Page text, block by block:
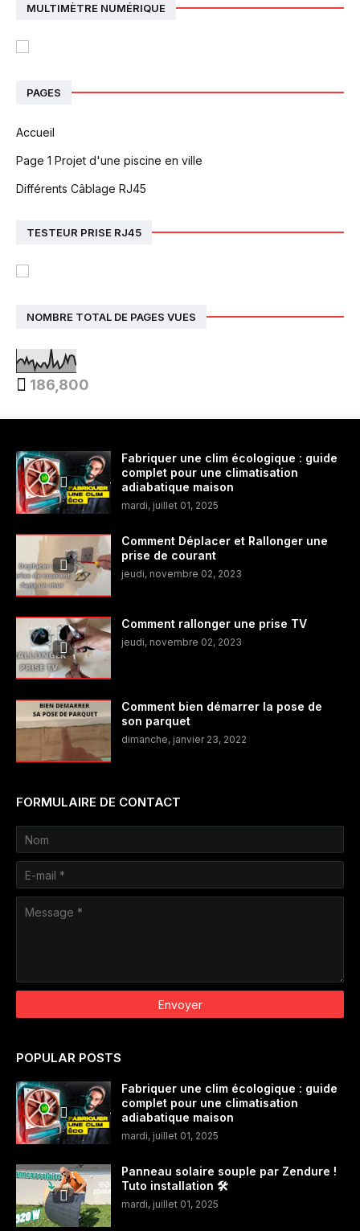
MULTIMÈTRE NUMÉRIQUE
PAGES
Accueil
Page 1 Projet d'une piscine en ville
Différents Câblage RJ45
TESTEUR PRISE RJ45
NOMBRE TOTAL DE PAGES VUES
186,800
Fabriquer une clim écologique : guide
complet pour une climatisation
adiabatique maison
mardi, juillet 01, 2025
Comment Déplacer et Rallonger une
prise de courant
jeudi, novembre 02, 2023
Comment rallonger une prise TV
jeudi, novembre 02, 2023
Comment bien démarrer la pose de
son parquet
dimanche, janvier 23, 2022
FORMULAIRE DE CONTACT
POPULAR POSTS
Fabriquer une clim écologique : guide
complet pour une climatisation
adiabatique maison
mardi, juillet 01, 2025
Panneau solaire souple par Zendure !
Tuto installation 🛠️
mardi, juillet 01, 2025